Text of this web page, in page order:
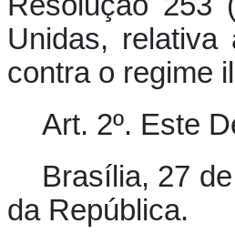
Unidas,
contra o regime
Art. 2º. Este
Brasília, 27
da República.